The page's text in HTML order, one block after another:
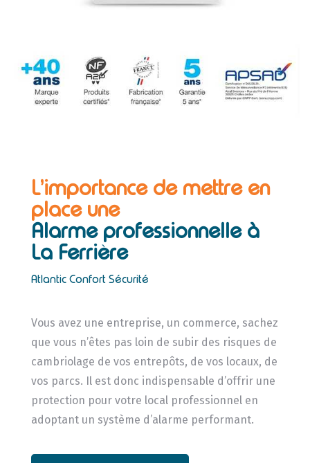
L’importance de mettre en
place une
Alarme professionnelle à
La Ferrière
Atlantic Confort Sécurité
Vous avez une entreprise, un commerce, sachez
que vous n’êtes pas loin de subir des risques de
cambriolage de vos entrepôts, de vos locaux, de
vos parcs. Il est donc indispensable d’offrir une
protection pour votre local professionnel en
adoptant un système d’alarme performant.